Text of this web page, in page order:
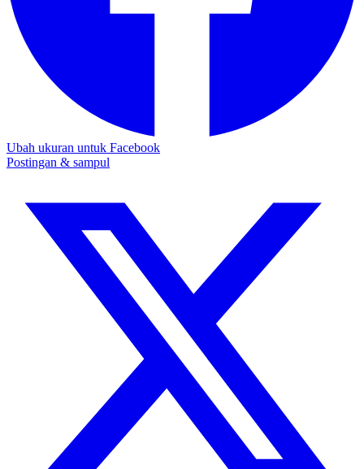
Ubah ukuran untuk Facebook
Postingan & sampul